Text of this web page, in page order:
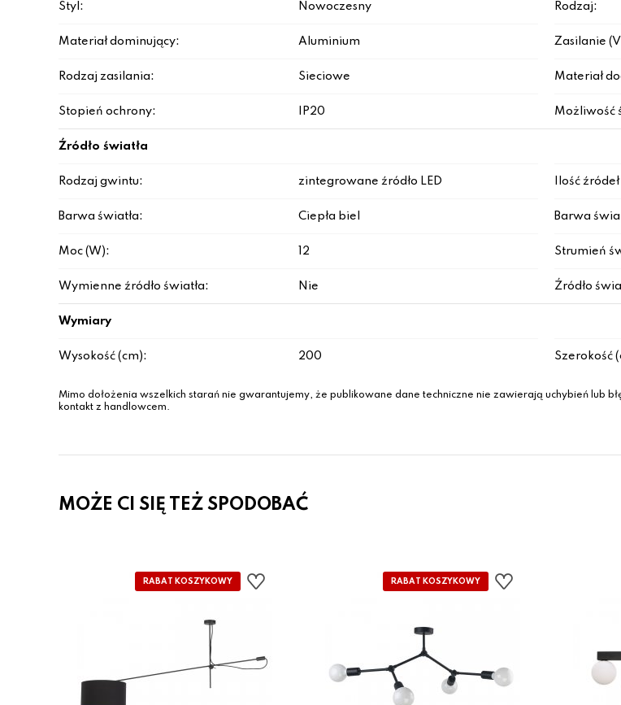
Styl: Nowoczesny Rodzaj:
Materiał dominujący: Aluminium Zasilanie
Rodzaj zasilania: Sieciowe Materiał
Stopień ochrony: IP20 Możliwość
Źródło światła
Rodzaj gwintu: zintegrowane źródło LED Ilość
Barwa światła: Ciepła biel Barwa
Moc (W): 12 Strumień
Wymienne źródło światła: Nie Źródło
Wymiary
Wysokość (cm): 200 Szerokość
Mimo dołożenia wszelkich starań nie gwarantujemy, że publikowane dane techniczne nie zawierają uchybień lub
kontakt z handlowcem.
MOŻE CI SIĘ TEŻ SPODOBAĆ